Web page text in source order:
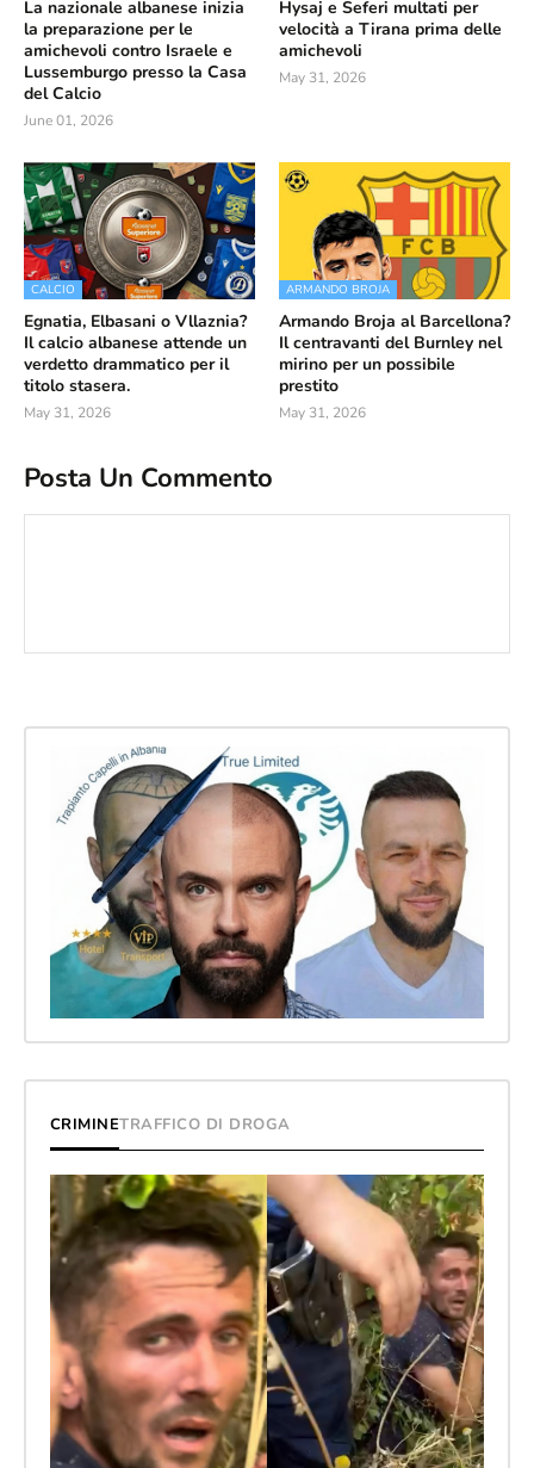
La nazionale albanese inizia
la preparazione per le
amichevoli contro Israele e
Lussemburgo presso la Casa
del Calcio
June 01, 2026
Hysaj e Seferi multati per
velocità a Tirana prima delle
amichevoli
May 31, 2026
CALCIO
Egnatia, Elbasani o Vllaznia?
Il calcio albanese attende un
verdetto drammatico per il
titolo stasera.
May 31, 2026
ARMANDO BROJA
Armando Broja al Barcellona?
Il centravanti del Burnley nel
mirino per un possibile
prestito
May 31, 2026
Posta Un Commento
CRIMINETRAFFICO DI DROGA